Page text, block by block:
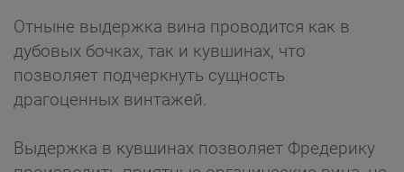
Отныне выдержка вина проводится как в
дубовых бочках, так и кувшинах, что
позволяет подчеркнуть сущность
драгоценных винтажей.
Выдержка в кувшинах позволяет Фредерику